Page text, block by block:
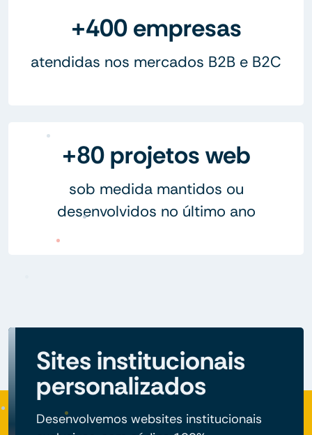
+400 empresas
atendidas nos mercados B2B e B2C
+80 projetos web
sob medida mantidos ou
desenvolvidos no último ano
Sites institucionais
personalizados
Desenvolvemos websites institucionais